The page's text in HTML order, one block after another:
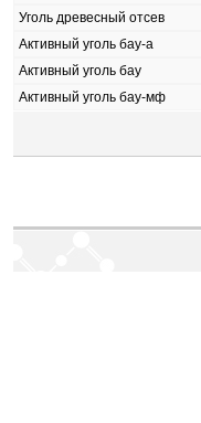
Уголь древесный отсев
Активный уголь бау-а
Активный уголь бау
Активный уголь бау-мф